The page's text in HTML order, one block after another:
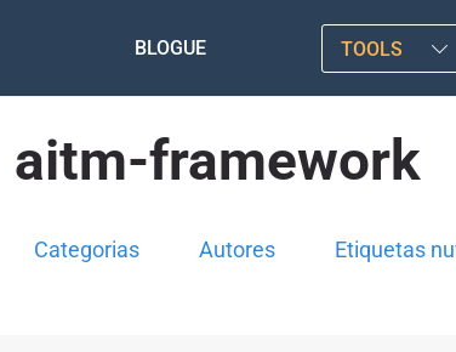
BLOGUE TOOLS
aitm-framework
Categorias Autores Etiquetas